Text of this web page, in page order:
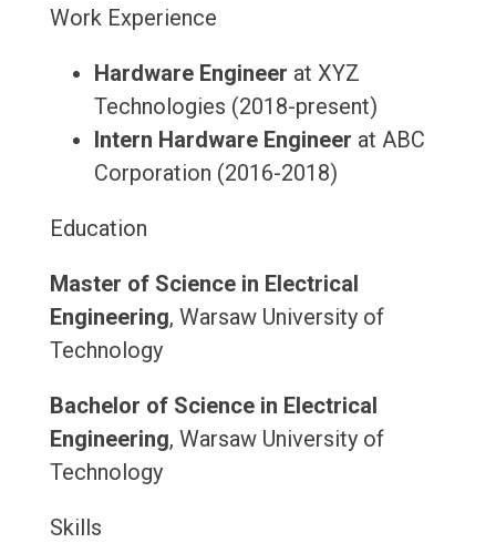
Work Experience
Hardware Engineer at XYZ
Technologies (2018-present)
Intern Hardware Engineer at ABC
Corporation (2016-2018)
Education
Master of Science in Electrical
Engineering, Warsaw University of
Technology
Bachelor of Science in Electrical
Engineering, Warsaw University of
Technology
Skills